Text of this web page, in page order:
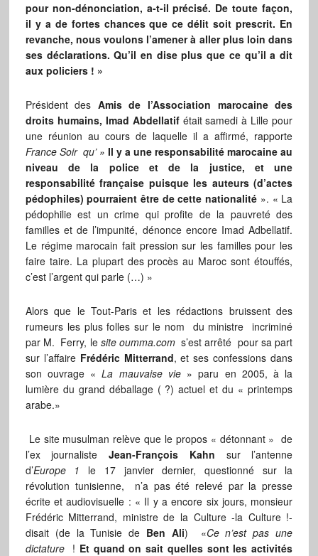
pour non-dénonciation, a-t-il précisé. De toute façon,
il y a de fortes chances que ce délit soit prescrit. En
revanche, nous voulons l’amener à aller plus loin dans
ses déclarations. Qu’il en dise plus que ce qu’il a dit
aux policiers ! »
Président des Amis de l’Association marocaine des
droits humains, Imad Abdellatif était samedi à Lille pour
une réunion au cours de laquelle il a affirmé, rapporte
France Soir qu’ » Il y a une responsabilité marocaine au
niveau de la police et de la justice, et une
responsabilité française puisque les auteurs (d’actes
pédophiles) pourraient être de cette nationalité ». « La
pédophilie est un crime qui profite de la pauvreté des
familles et de l’impunité, dénonce encore Imad Adbellatif.
Le régime marocain fait pression sur les familles pour les
faire taire. La plupart des procès au Maroc sont étouffés,
c’est l’argent qui parle (…) »
Alors que le Tout-Paris et les rédactions bruissent des
rumeurs les plus folles sur le nom du ministre incriminé
par M. Ferry, le site oumma.com s’est arrêté pour sa part
sur l’affaire Frédéric Mitterrand, et ses confessions dans
son ouvrage «La mauvaise vie » paru en 2005, à la
lumière du grand déballage ( ?) actuel et du « printemps
arabe.»
Le site musulman relève que le propos « détonnant » de
l’ex journalisteJean-François Kahn sur l’antenne
d’Europe 1 le 17 janvier dernier, questionné sur la
révolution tunisienne, n’a pas été relevé par la presse
écrite et audiovisuelle : « Il y a encore six jours, monsieur
Frédéric Mitterrand, ministre de la Culture -la Culture !-
disait (de la Tunisie de Ben Ali) «Ce n’est pas une
dictature ! Et quand on sait quelles sont les activités